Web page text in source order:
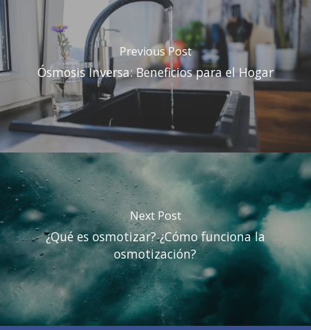
Previous Post
Ósmosis Inversa: Beneficios para el Hogar
Next Post
¿Qué es osmotizar? ¿Cómo funciona la
osmotización?